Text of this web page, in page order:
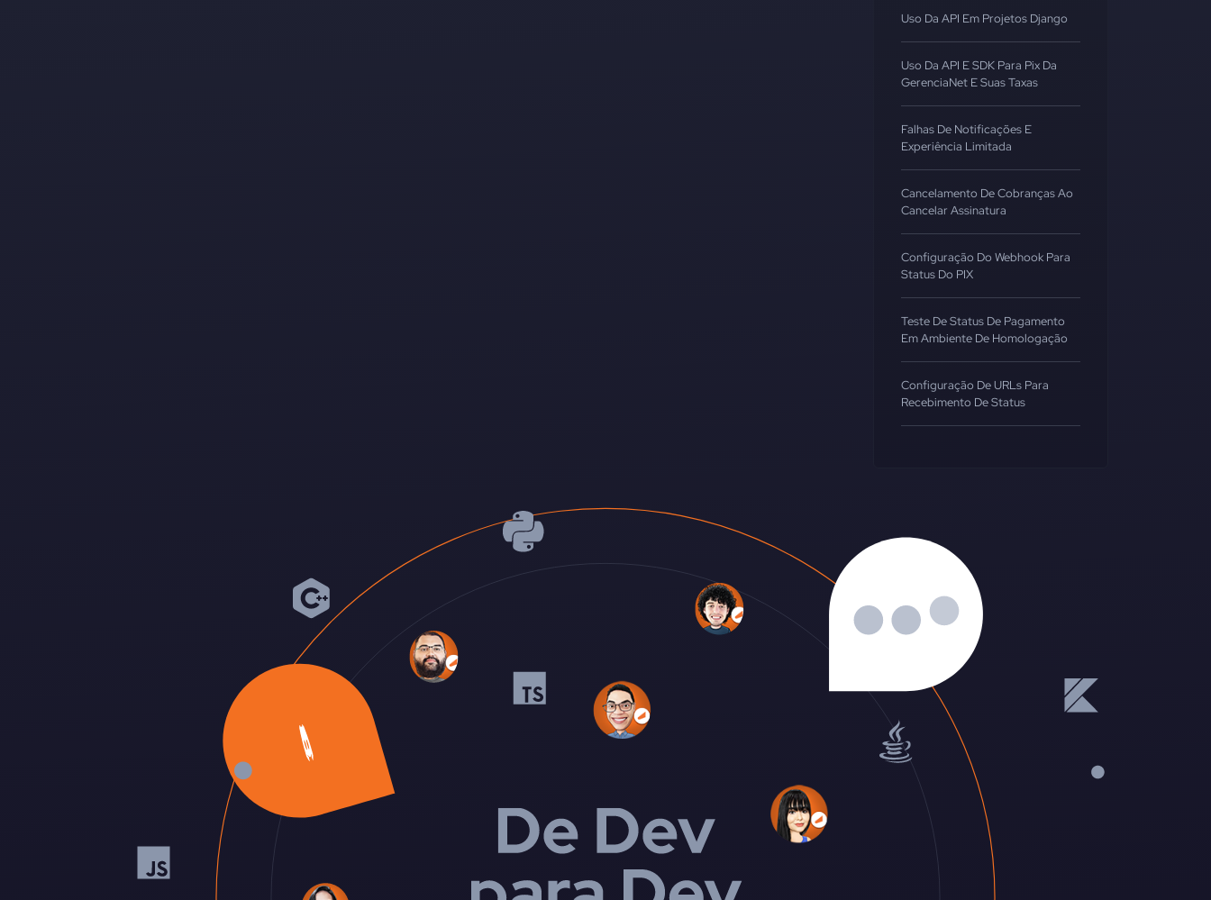
Uso Da API Em Projetos Django
Uso Da API E SDK Para Pix Da
GerenciaNet E Suas Taxas
Falhas De Notificações E
Experiência Limitada
Cancelamento De Cobranças Ao
Cancelar Assinatura
Configuração Do Webhook Para
Status Do PIX
Teste De Status De Pagamento
Em Ambiente De Homologação
Configuração De URLs Para
Recebimento De Status